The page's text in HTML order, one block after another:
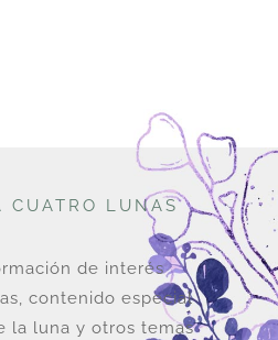
CUATRO LUNAS
de interés
contenido especial
la luna y otros temas